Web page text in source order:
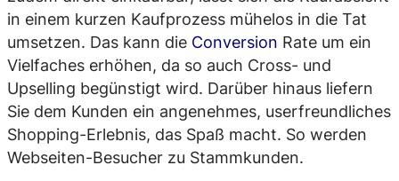
in einem kurzen Kaufprozess mühelos in die Tat
umsetzen. Das kann die Conversion Rate um ein
Vielfaches erhöhen, da so auch Cross- und
Upselling begünstigt wird. Darüber hinaus liefern
Sie dem Kunden ein angenehmes, userfreundliches
Shopping-Erlebnis, das Spaß macht. So werden
Webseiten-Besucher zu Stammkunden.